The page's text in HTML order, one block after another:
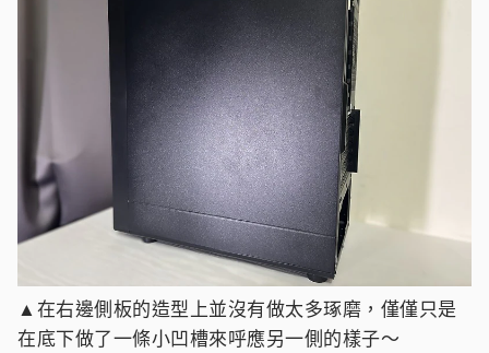
▲在右邊側板的造型上並沒有做太多琢磨，僅僅只是
在底下做了一條小凹槽來呼應另一側的樣子～